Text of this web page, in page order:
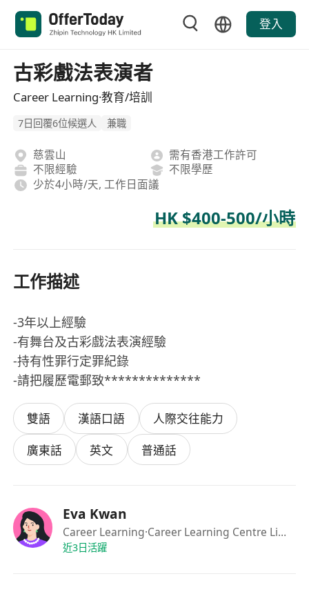
登入
古彩戲法表演者
Career Learning·教育/培訓
7日回覆6位候選人 兼職
慈雲山
需有香港工作許可
不限經驗
不限學歷
少於4小時/天, 工作日面議
HK $400-500/小時
工作描述
-3年以上經驗
-有舞台及古彩戲法表演經驗
-持有性罪行定罪紀錄
-請把履歷電郵致**************
雙語 漢語口語
人際交往能力
廣東話
英文 普通話
Eva Kwan
Career Learning·Career Learning Centre Limiited
近3日活躍